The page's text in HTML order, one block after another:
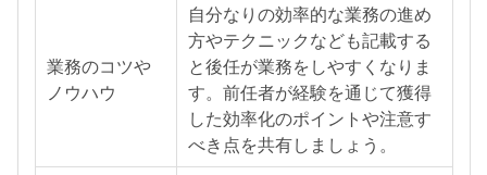
業務のコツや
ノウハウ
自分なりの効率的な業務の進め
方やテクニックなども記載する
と後任が業務をしやすくなりま
す。前任者が経験を通じて獲得
した効率化のポイントや注意す
べき点を共有しましょう。